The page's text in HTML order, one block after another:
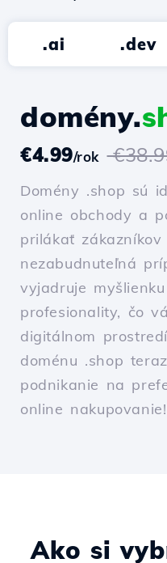
.ai .dev
domény.
€4.99/rok
Domény .shop sú
online obchody a
prilákať
nezabudnuteľná
vyjadruje
profesionality, čo
digitálnom
doménu .shop
podnikanie na
online nakupovanie!
Ako si